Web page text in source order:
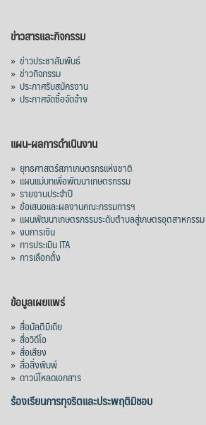
ข่าวสารและกิจกรรม
» ข่าวประชาสัมพันธ์
» ข่าวกิจกรรม
» ประกาศรับสมัครงาน
» ประกาศจัดซื้อจัดจ้าง
แผน-ผลการดำเนินงาน
» ยุทธศาสตร์สภาเกษตรกรแห่งชาติ
» แผนแม่บทเพื่อพัฒนาเกษตรกรรม
» รายงานประจำปี
» ข้อเสนอและผลงานคณะกรรมการฯ
» แผนพัฒนาเกษตรกรรมระดับตำบลสู่เกษตรอุตสาหกรรม
» งบการเงิน
» การประเมิน ITA
» การเลือกตั้ง
ข้อมูลเผยแพร่
» สื่อมัลติมีเดีย
» สื่อวิดีโอ
» สื่อเสียง
» สื่อสิ่งพิมพ์
» ดาวน์โหลดเอกสาร
ร้องเรียนการทุจริตและประพฤติมิชอบ